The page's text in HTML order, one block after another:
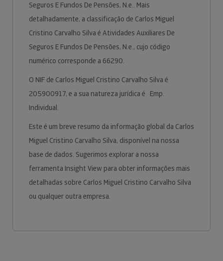
Seguros E Fundos De Pensões, N.e.. Mais
detalhadamente, a classificação de Carlos Miguel
Cristino Carvalho Silva é Atividades Auxiliares De
Seguros E Fundos De Pensões, N.e., cujo código
numérico corresponde a 66290.
O NIF de Carlos Miguel Cristino Carvalho Silva é
205900917, e a sua natureza jurídica é Emp.
Individual.
Este é um breve resumo da informação global da Carlos
Miguel Cristino Carvalho Silva, disponível na nossa
base de dados. Sugerimos explorar a nossa
ferramenta Insight View para obter informações mais
detalhadas sobre Carlos Miguel Cristino Carvalho Silva
ou qualquer outra empresa.